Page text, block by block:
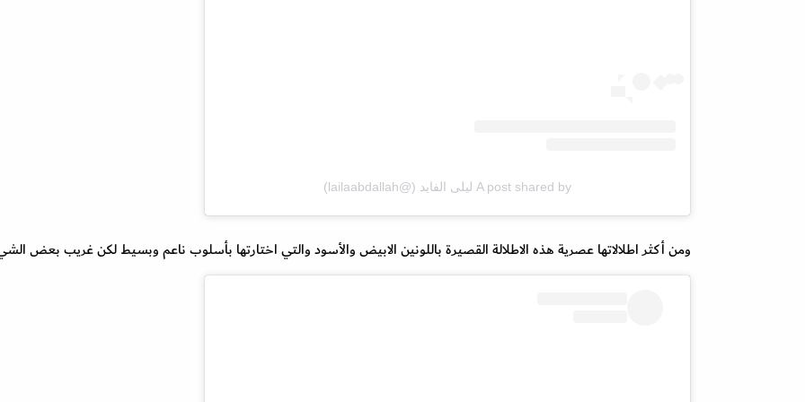
A post shared by ليلى الفايد (@lailaabdallah)
ومن أكثر اطلالاتها عصرية هذه الاطلالة القصيرة باللونين الابيض والأسود والتي اختارتها بأسلوب ناعم وبسيط لكن غريب بعض